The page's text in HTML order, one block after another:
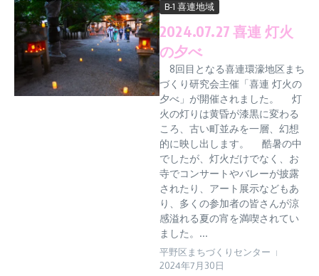
B-1 喜連地域
2024.07.27 喜連 灯火
の夕べ
8回目となる喜連環濠地区まち
づくり研究会主催「喜連 灯火の
夕べ」が開催されました。 灯
火の灯りは黄昏が漆黒に変わる
ころ、古い町並みを一層、幻想
的に映し出します。 酷暑の中
でしたが、灯火だけでなく、お
寺でコンサートやバレーが披露
されたり、アート展示などもあ
り、多くの参加者の皆さんが涼
感溢れる夏の宵を満喫されてい
ました。...
平野区まちづくりセンター
2024年7月30日